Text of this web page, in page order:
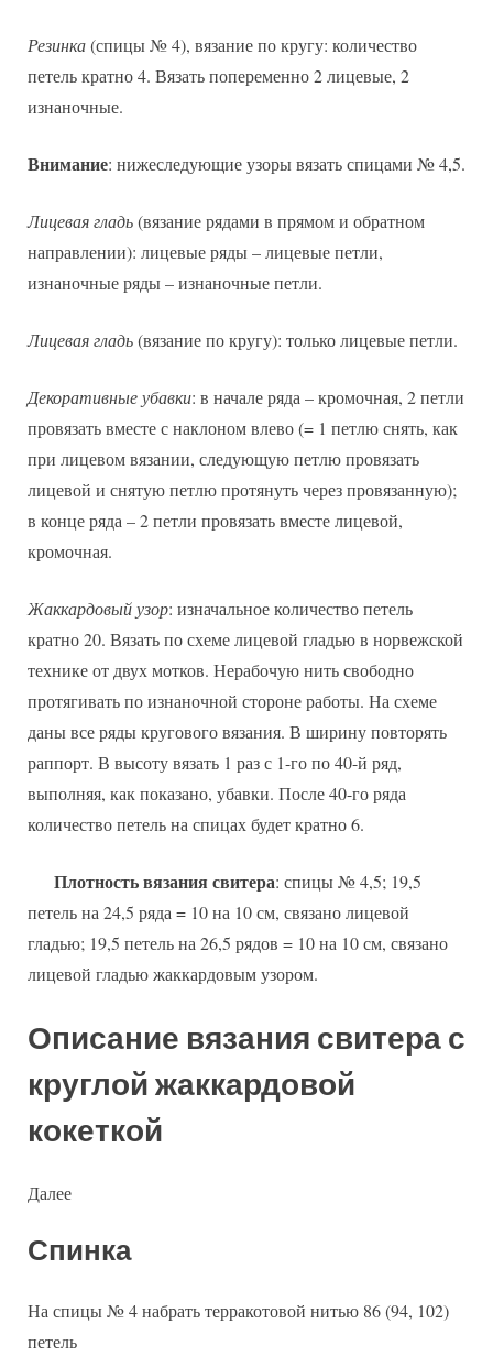
Резинка(спицы № 4), вязание по кругу: количество
петель кратно 4. Вязать попеременно 2 лицевые, 2
изнаночные.
Внимание: нижеследующие узоры вязать спицами № 4,5.
Лицевая гладь(вязание рядами в прямом и обратном
направлении): лицевые ряды – лицевые петли,
изнаночные ряды – изнаночные петли.
Лицевая гладь(вязание по кругу): только лицевые петли.
Декоративные убавки: в начале ряда – кромочная, 2 петли
провязать вместе с наклоном влево (= 1 петлю снять, как
при лицевом вязании, следующую петлю провязать
лицевой и снятую петлю протянуть через провязанную);
в конце ряда – 2 петли провязать вместе лицевой,
кромочная.
Жаккардовый узор: изначальное количество петель
кратно 20. Вязать по схеме лицевой гладью в норвежской
технике от двух мотков. Нерабочую нить свободно
протягивать по изнаночной стороне работы. На схеме
даны все ряды кругового вязания. В ширину повторять
раппорт. В высоту вязать 1 раз с 1-го по 40-й ряд,
выполняя, как показано, убавки. После 40-го ряда
количество петель на спицах будет кратно 6.
Плотность вязания свитера: спицы № 4,5; 19,5
петель на 24,5 ряда = 10 на 10 см, связано лицевой
гладью; 19,5 петель на 26,5 рядов = 10 на 10 см, связано
лицевой гладью жаккардовым узором.
Описание вязания свитера с
круглой жаккардовой
кокеткой
Далее
Спинка
На спицы № 4 набрать терракотовой нитью 86 (94, 102)
петель